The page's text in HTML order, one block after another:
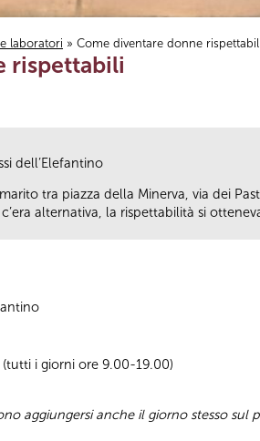
laboratori » Come diventare donne rispettabili
rispettabili
dell’Elefantino
tra piazza della Minerva, via dei
alternativa, la rispettabilità si
i giorni ore 9.00-19.00)
aggiungersi anche il giorno stesso sul